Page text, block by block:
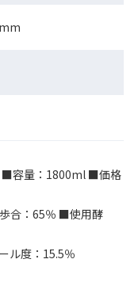
■容量：1800ml ■価格
合：65％ ■使用酵
ル度：15.5％